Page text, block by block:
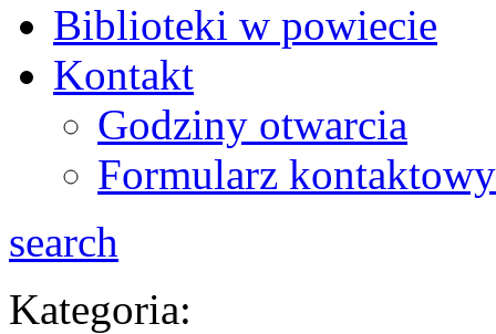
Biblioteki w powiecie
Kontakt
Godziny otwarcia
Formularz kontaktowy
search
Kategoria: